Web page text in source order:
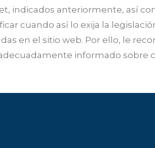
indicados anteriormente, así
cuando así lo exija la
en el sitio web. Por ello, le
informado sobre